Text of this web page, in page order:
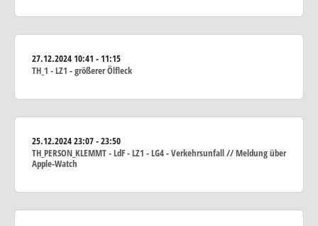
27.12.202410:41 - 11:15
TH_1 - LZ1 - größerer Ölfleck
25.12.202423:07 - 23:50
TH_PERSON_KLEMMT - LdF - LZ1 - LG4 - Verkehrsunfall // Meldung über
Apple-Watch